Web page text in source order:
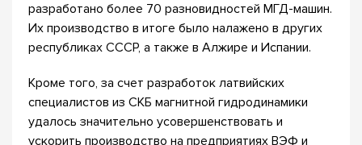
разработано более 70 разновидностей МГД-машин.
Их производство в итоге было налажено в других
республиках СССР, а также в Алжире и Испании.
Кроме того, за счет разработок латвийских
специалистов из СКБ магнитной гидродинамики
удалось значительно усовершенствовать и
ускорить производство на предприятиях ВЭФ и